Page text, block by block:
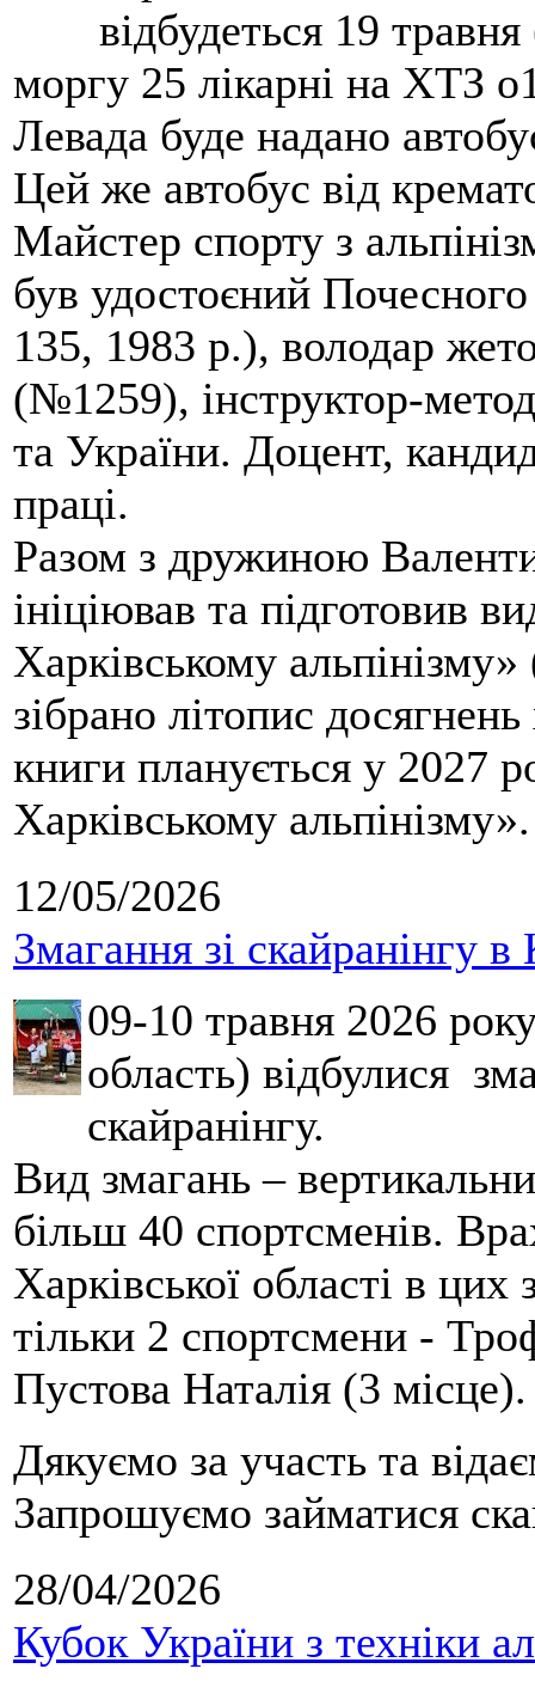
відбудеться 19
моргу 25 лікарні на ХТЗ
Левада буде надано
Цей же автобус від
Майстер спорту з
був удостоєний
135, 1983 р.), володар
(№1259), інструктор-
та України. Доцент,
праці.
Разом з дружиною
ініціював та підготовив
Харківському
зібрано літопис
книги планується у 2027
Харківському альпінізму».
12/05/2026
Змагання зі скайранінгу в
09-10 травня 2026
область) відбулися
скайранінгу.
Вид змагань –
більш 40 спортсменів.
Харківської області в
тільки 2 спортсмени -
Пустова Наталія (3 місце).
Дякуємо за участь та
Запрошуємо займатися
28/04/2026
Кубок України з техніки